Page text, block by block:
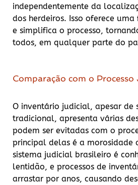
independentemente da
dos herdeiros. Isso oferece
e simplifica o processo,
todos, em qualquer parte do
Comparação com o Processo
O inventário judicial, apesar de
tradicional, apresenta várias
podem ser evitadas com o
principal delas é a morosidade
sistema judicial brasileiro é
lentidão, e processos de
arrastar por anos, causando